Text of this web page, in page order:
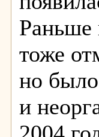
Раньше
тоже
но было
и